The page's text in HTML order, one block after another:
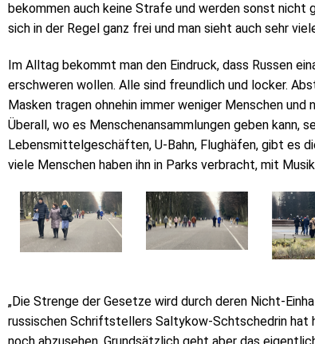
bekommen auch keine Strafe und werden sonst nicht
sich in der Regel ganz frei und man sieht auch sehr
Im Alltag bekommt man den Eindruck, dass Russen
erschweren wollen. Alle sind freundlich und locker.
Masken tragen ohnehin immer weniger Menschen
Überall, wo es Menschenansammlungen geben kann,
Lebensmittelgeschäften, U-Bahn, Flughäfen, gibt es
viele Menschen haben ihn in Parks verbracht, mit
„Die Strenge der Gesetze wird durch deren Nicht-
russischen Schriftstellers Saltykow-Schtschedrin hat